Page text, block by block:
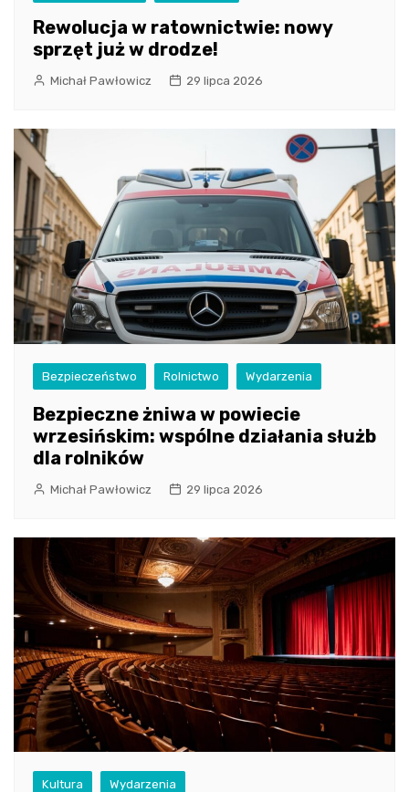
Rewolucja w ratownictwie: nowy
sprzęt już w drodze!
Michał Pawłowicz 29 lipca 2026
Bezpieczeństwo Rolnictwo Wydarzenia
Bezpieczne żniwa w powiecie
wrzesińskim: wspólne działania służb
dla rolników
Michał Pawłowicz 29 lipca 2026
Kultura Wydarzenia